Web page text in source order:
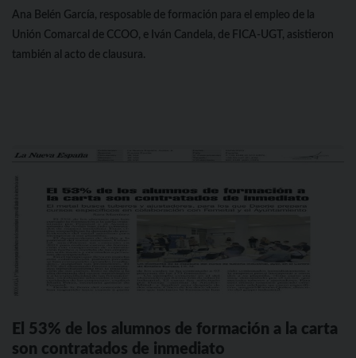
Ana Belén García, resposable de formación para el empleo de la
Unión Comarcal de CCOO, e Iván Candela, de FICA-UGT, asistieron
también al acto de clausura.
El 53% de los alumnos de formación a la carta
son contratados de inmediato